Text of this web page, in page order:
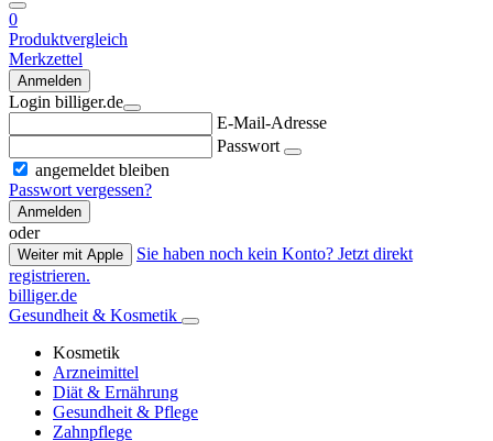
0
Produktvergleich
Merkzettel
Anmelden
Login billiger.de
E-Mail-Adresse
Passwort
angemeldet bleiben
Passwort vergessen?
Anmelden
oder
Weiter mit Apple
Sie haben noch kein Konto? Jetzt direkt
registrieren.
billiger.de
Gesundheit & Kosmetik
Kosmetik
Arzneimittel
Diät & Ernährung
Gesundheit & Pflege
Zahnpflege